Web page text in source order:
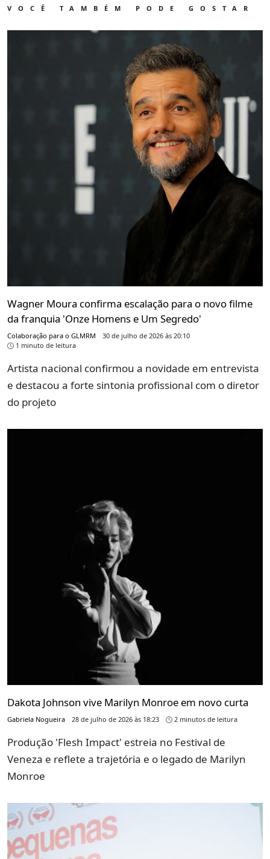
VOCÊ TAMBÉM PODE GOSTAR
Wagner Moura confirma escalação para o novo filme
da franquia 'Onze Homens e Um Segredo'
Colaboração para o GLMRM
30 de julho de 2026 às 20:10
1 minuto de leitura
Artista nacional confirmou a novidade em entrevista
e destacou a forte sintonia profissional com o diretor
do projeto
Dakota Johnson vive Marilyn Monroe em novo curta
Gabriela Nogueira 28 de julho de 2026 às 18:23 2 minutos de leitura
Produção 'Flesh Impact' estreia no Festival de
Veneza e reflete a trajetória e o legado de Marilyn
Monroe